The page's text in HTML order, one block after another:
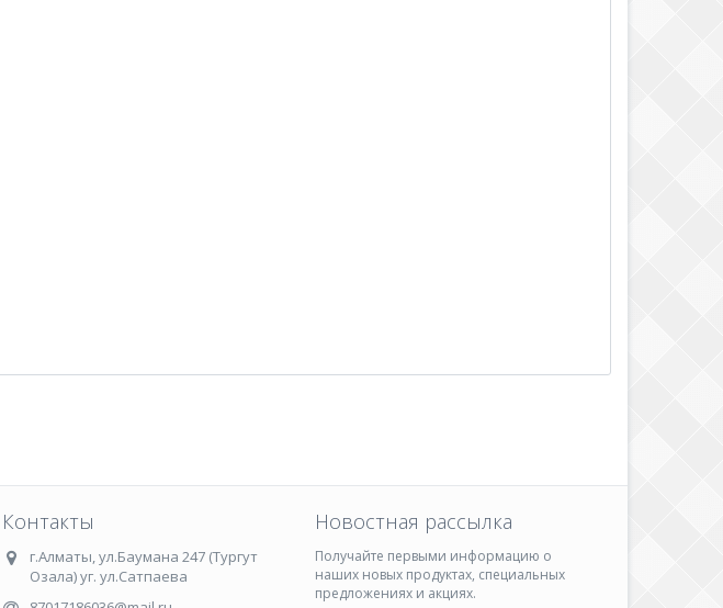
Контакты
г.Алматы,ул.Баумана 247 (Тургут
Озала) уг. ул.Сатпаева
Новостная рассылка
Получайте первыми информацию о
наших новых продуктах, специальных
предложениях и акциях.